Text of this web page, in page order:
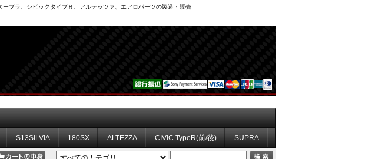
プラ、シビックタイプＲ、アルテッツァ、エアロパーツの製造・販売
S13SILVIA 180SX ALTEZZA CIVIC TypeR(前/後) SUPRA